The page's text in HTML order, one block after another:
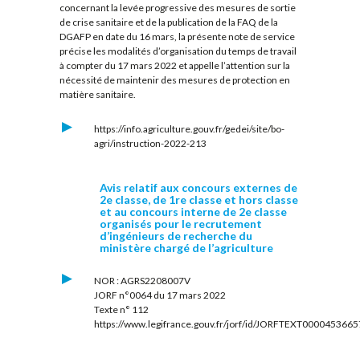
concernant la levée progressive des mesures de sortie
de crise sanitaire et de la publication de la FAQ de la
DGAFP en date du 16 mars, la présente note de service
précise les modalités d’organisation du temps de travail
à compter du 17 mars 2022 et appelle l’attention sur la
nécessité de maintenir des mesures de protection en
matière sanitaire.
https://info.agriculture.gouv.fr/gedei/site/bo-
agri/instruction-2022-213
Avis relatif aux concours externes de
2e classe, de 1re classe et hors classe
et au concours interne de 2e classe
organisés pour le recrutement
d’ingénieurs de recherche du
ministère chargé de l’agriculture
NOR : AGRS2208007V
JORF n°0064 du 17 mars 2022
Texte n° 112
https://www.legifrance.gouv.fr/jorf/id/